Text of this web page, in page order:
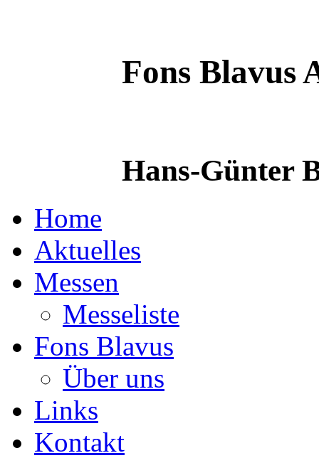
Fons Blavus
Hans-Günter
Home
Aktuelles
Messen
Messeliste
Fons Blavus
Über uns
Links
Kontakt